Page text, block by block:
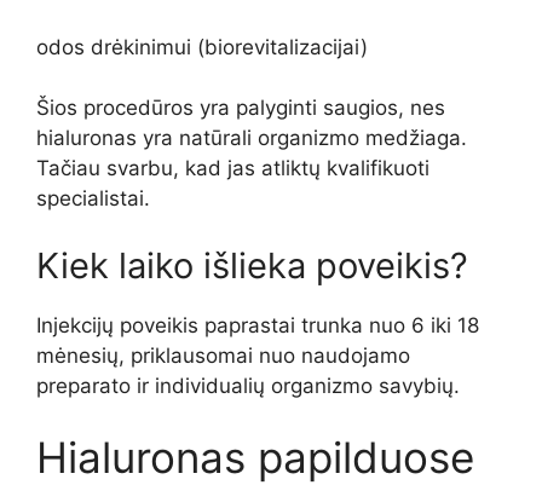
odos drėkinimui (biorevitalizacijai)
Šios procedūros yra palyginti saugios, nes
hialuronas yra natūrali organizmo medžiaga.
Tačiau svarbu, kad jas atliktų kvalifikuoti
specialistai.
Kiek laiko išlieka poveikis?
Injekcijų poveikis paprastai trunka nuo 6 iki 18
mėnesių, priklausomai nuo naudojamo
preparato ir individualių organizmo savybių.
Hialuronas papilduose